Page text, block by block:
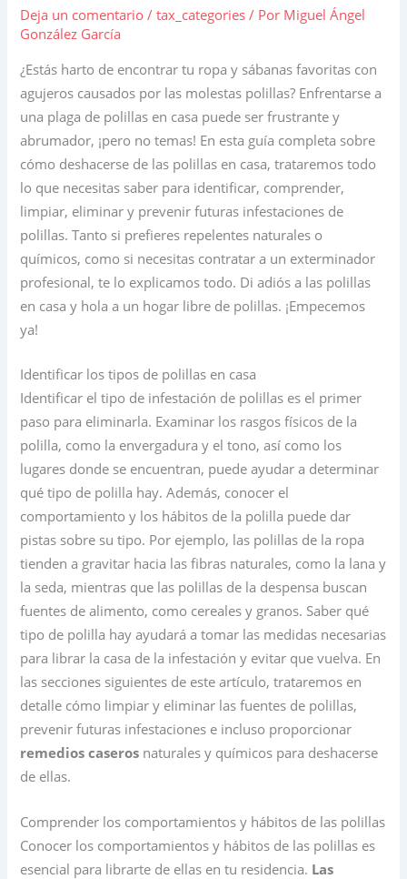
Deja un comentario /tax_categories / Por Miguel Ángel
González García
¿Estás harto de encontrar tu ropa y sábanas favoritas con
agujeros causados por las molestas polillas? Enfrentarse a
una plaga de polillas en casa puede ser frustrante y
abrumador, ¡pero no temas! En esta guía completa sobre
cómo deshacerse de las polillas en casa, trataremos todo
lo que necesitas saber para identificar, comprender,
limpiar, eliminar y prevenir futuras infestaciones de
polillas. Tanto si prefieres repelentes naturales o
químicos, como si necesitas contratar a un exterminador
profesional, te lo explicamos todo. Di adiós a las polillas
en casa y hola a un hogar libre de polillas. ¡Empecemos
ya!
Identificar los tipos de polillas en casa
Identificar el tipo de infestación de polillas es el primer
paso para eliminarla. Examinar los rasgos físicos de la
polilla, como la envergadura y el tono, así como los
lugares donde se encuentran, puede ayudar a determinar
qué tipo de polilla hay. Además, conocer el
comportamiento y los hábitos de la polilla puede dar
pistas sobre su tipo. Por ejemplo, las polillas de la ropa
tienden a gravitar hacia las fibras naturales, como la lana y
la seda, mientras que las polillas de la despensa buscan
fuentes de alimento, como cereales y granos. Saber qué
tipo de polilla hay ayudará a tomar las medidas necesarias
para librar la casa de la infestación y evitar que vuelva. En
las secciones siguientes de este artículo, trataremos en
detalle cómo limpiar y eliminar las fuentes de polillas,
prevenir futuras infestaciones e incluso proporcionar
remedios caseros naturales y químicos para deshacerse
de ellas.
Comprender los comportamientos y hábitos de las polillas
Conocer los comportamientos y hábitos de las polillas es
esencial para librarte de ellas en tu residencia. Las